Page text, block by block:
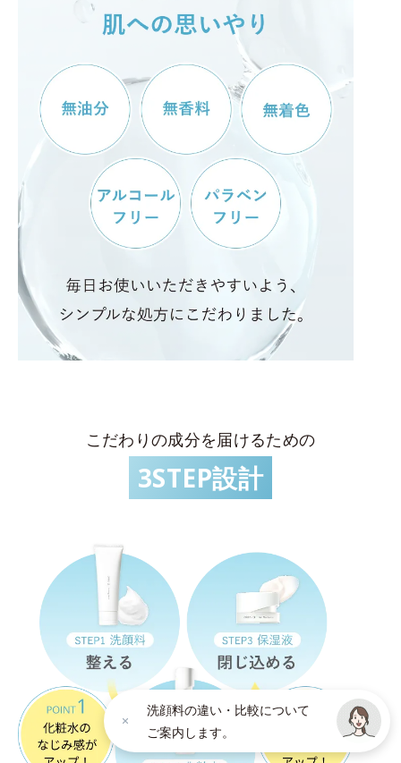
こだわりの成分を届けるための
3STEP設計
洗顔料の違い・比較について
ご案内します。